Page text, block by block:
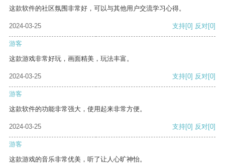
这款软件的社区氛围非常好，可以与其他用户交流学习心得。
2024-03-25 支持[0] 反对[0]
游客
这款游戏非常好玩，画面精美，玩法丰富。
2024-03-25 支持[0] 反对[0]
游客
这款软件的功能非常强大，使用起来非常方便。
2024-03-25 支持[0] 反对[0]
游客
这款游戏的音乐非常优美，听了让人心旷神怡。